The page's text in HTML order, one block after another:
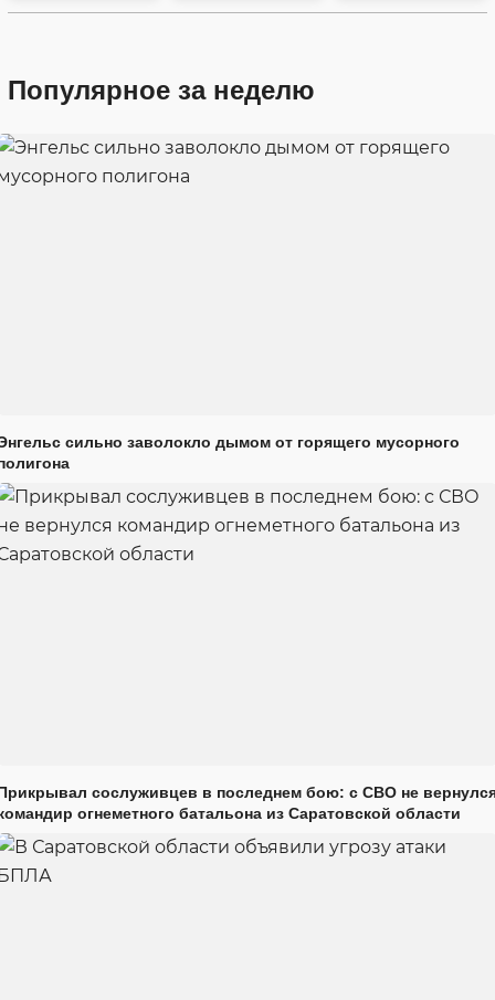
Популярное за неделю
сильно заволокло дымом от горящего мусорного
сослуживцев в последнем бою: с СВО не
огнеметного батальона из Саратовской области